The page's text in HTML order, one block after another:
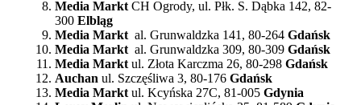
Media Markt CH Ogrody, ul. Płk. S. Dąbka 142, 82-
300 Elbląg
Media Markt al. Grunwaldzka 141, 80-264 Gdańsk
Media Markt al. Grunwaldzka 309, 80-309 Gdańsk
Media Markt ul. Złota Karczma 26, 80-298 Gdańsk
Auchan ul. Szczęśliwa 3, 80-176 Gdańsk
Media Markt ul. Kcyńska 27C, 81-005 Gdynia